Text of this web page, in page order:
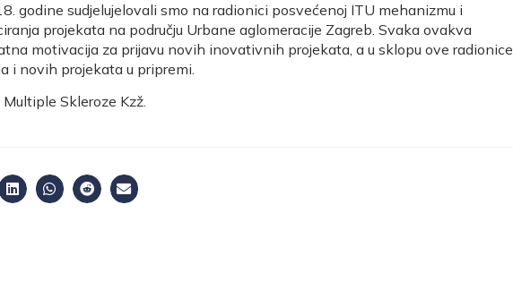
godine sudjelujelovali smo na radionici posvećenoj ITU mehanizmu i
projekata na području Urbane aglomeracije Zagreb. Svaka ovakva
motivacija za prijavu novih inovativnih projekata, a u sklopu ove radionice
i novih projekata u pripremi.